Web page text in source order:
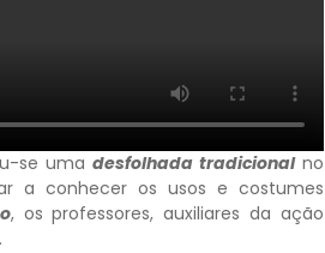
se uma desfolhada tradicionalno
a conhecer os usos e costumes
, os professores, auxiliares da ação